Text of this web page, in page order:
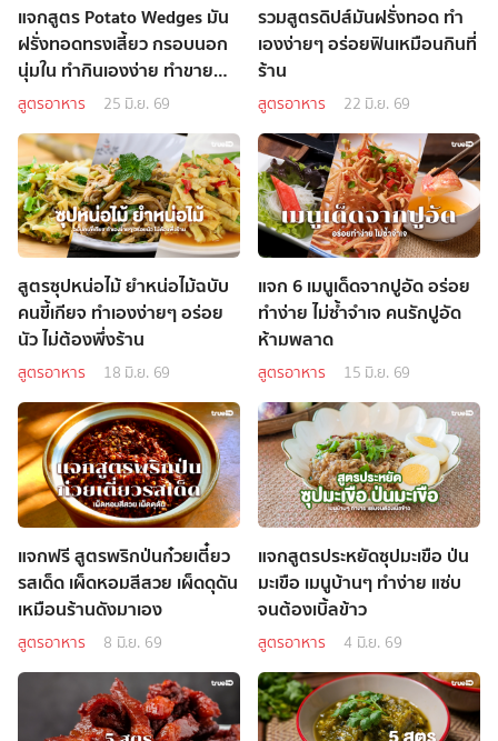
แจกสูตร Potato Wedges มัน
ฝรั่งทอดทรงเสี้ยว กรอบนอก
นุ่มใน ทำกินเองง่าย ทำขาย
กำไรดี
สูตรอาหาร 25 มิ.ย. 69
รวมสูตรดิปส์มันฝรั่งทอด ทำ
เองง่ายๆ อร่อยฟินเหมือนกินที่
ร้าน
สูตรอาหาร 22 มิ.ย. 69
สูตรซุปหน่อไม้ ยำหน่อไม้ฉบับ
คนขี้เกียจ ทำเองง่ายๆ อร่อย
นัว ไม่ต้องพึ่งร้าน
สูตรอาหาร 18 มิ.ย. 69
แจก 6 เมนูเด็ดจากปูอัด อร่อย
ทำง่าย ไม่ซ้ำจำเจ คนรักปูอัด
ห้ามพลาด
สูตรอาหาร 15 มิ.ย. 69
แจกฟรี สูตรพริกป่นก๋วยเตี๋ยว
รสเด็ด เผ็ดหอมสีสวย เผ็ดดุดัน
เหมือนร้านดังมาเอง
สูตรอาหาร 8 มิ.ย. 69
แจกสูตรประหยัดซุปมะเขือ ป่น
มะเขือ เมนูบ้านๆ ทำง่าย แซ่บ
จนต้องเบิ้ลข้าว
สูตรอาหาร 4 มิ.ย. 69